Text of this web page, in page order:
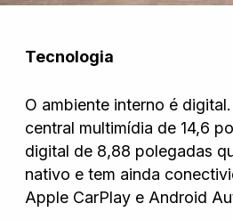
Tecnologia
O ambiente interno é
central multimídia de 14,6
digital de 8,88 polegadas
nativo e tem ainda
Apple CarPlay e Android